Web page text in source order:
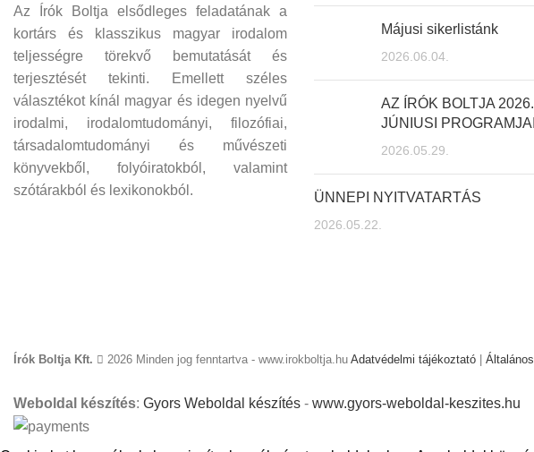
Az Írók Boltja elsődleges feladatának a
kortárs és klasszikus magyar irodalom
teljességre törekvő bemutatását és
terjesztését tekinti. Emellett széles
választékot kínál magyar és idegen nyelvű
irodalmi, irodalomtudományi, filozófiai,
társadalomtudományi és művészeti
könyvekből, folyóiratokból, valamint
szótárakból és lexikonokból.
Májusi sikerlistánk
2026.06.04.
AZ ÍRÓK BOLTJA 2026.
JÚNIUSI PROGRAMJAI
2026.05.29.
ÜNNEPI NYITVATARTÁS
2026.05.22.
Írók Boltja Kft. 2026 Minden jog fenntartva - www.irokboltja.hu Adatvédelmi tájékoztató
Weboldal készítés: Gyors Weboldal készítés - www.gyors-weboldal-keszites.hu